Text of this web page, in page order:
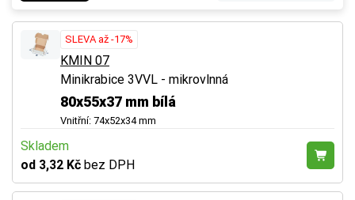
SLEVA až -17%
KMIN 07
Minikrabice 3VVL - mikrovlnná
80x55x37 mm bílá
Vnitřní: 74x52x34 mm
Skladem
od 3,32 Kč bez DPH